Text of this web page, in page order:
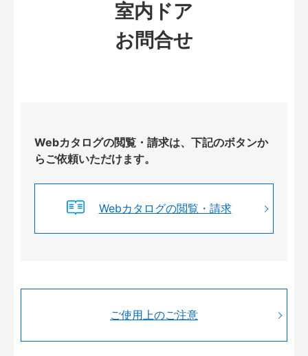
室内ドア
お問合せ
Webカタログの閲覧・請求は、下記のボタンか
らご依頼いただけます。
Webカタログの閲覧・請求
ご使用上のご注意